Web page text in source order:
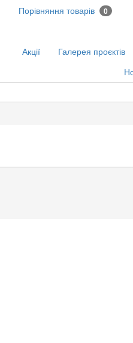
Порівняння товарів 0
Акції
Галерея проєктів